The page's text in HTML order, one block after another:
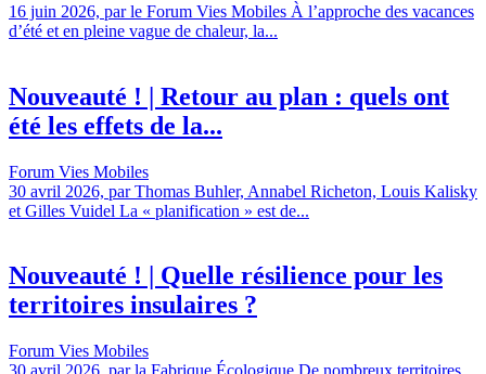
16 juin 2026, par le Forum Vies Mobiles À l’approche des vacances
d’été et en pleine vague de chaleur, la...
Nouveauté ! | Retour au plan : quels ont
été les effets de la...
Forum Vies Mobiles
30 avril 2026, par Thomas Buhler, Annabel Richeton, Louis Kalisky
et Gilles Vuidel La « planification » est de...
Nouveauté ! | Quelle résilience pour les
territoires insulaires ?
Forum Vies Mobiles